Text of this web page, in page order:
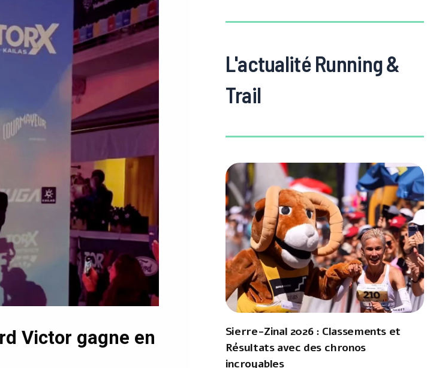
Victor gagne en
L'actualité Running &
Trail
Sierre-Zinal 2026 : Classements et
Résultats avec des chronos
incroyables